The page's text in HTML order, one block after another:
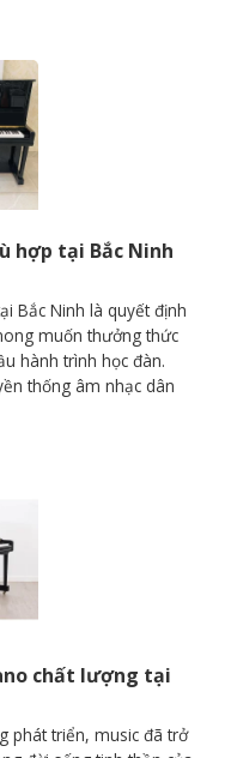
hợp tại Bắc Ninh
Bắc Ninh là quyết định
muốn thưởng thức
hành trình học đàn.
thống âm nhạc dân
chất lượng tại
phát triển, music đã trở